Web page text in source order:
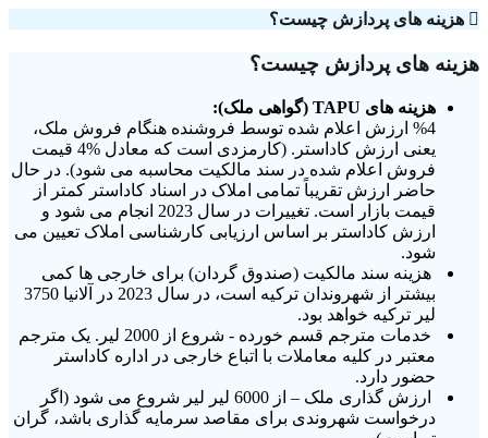
هزینه های پردازش چیست؟
هزینه های پردازش چیست؟
هزینه های TAPU (گواهی ملک):
%4 ارزش اعلام شده توسط فروشنده هنگام فروش ملک،
یعنی ارزش کاداستر. (کارمزدی است که معادل %4 قیمت
فروش اعلام شده در سند مالکیت محاسبه می شود). در حال
حاضر ارزش تقریباً تمامی املاک در اسناد کاداستر کمتر از
قیمت بازار است. تغییرات در سال 2023 انجام می شود و
ارزش کاداستر بر اساس ارزیابی کارشناسی املاک تعیین می
شود.
هزینه سند مالکیت (صندوق گردان) برای خارجی ها کمی
بیشتر از شهروندان ترکیه است، در سال 2023 در آلانیا 3750
لیر ترکیه خواهد بود.
خدمات مترجم قسم خورده - شروع از 2000 لیر. یک مترجم
معتبر در کلیه معاملات با اتباع خارجی در اداره کاداستر
حضور دارد.
ارزش گذاری ملک – از 6000 لیر لیر شروع می شود (اگر
درخواست شهروندی برای مقاصد سرمایه گذاری باشد، گران